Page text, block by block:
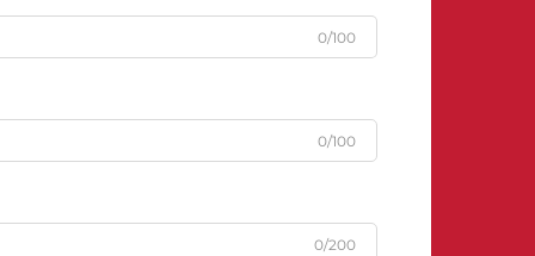
0/100
0/100
0/200